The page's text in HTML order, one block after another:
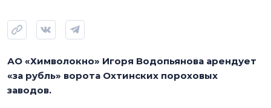
АО «Химволокно» Игоря Водопьянова арендует
«за рубль» ворота Охтинских пороховых
заводов.